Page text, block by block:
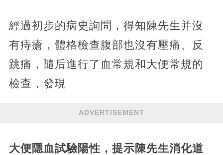
經過初步的病史詢問，得知陳先生并沒
有痔瘡，體格檢查腹部也沒有壓痛、反
跳痛，隨后進行了血常規和大便常規的
檢查，發現
ADVERTISEMENT
大便隱血試驗陽性，提示陳先生消化道